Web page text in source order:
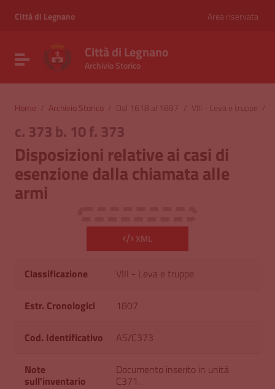
Vai al menu di navigazione
Città di Legnano Area riservata
Attiva / disattiva la navigazione
Città di Legnano
Archivio Storico
Home / Archivio Storico / Dal 1618 al 1897 / VIII - Leva e truppe /
c. 373 b. 10 f. 373
Disposizioni relative ai casi di
esenzione dalla chiamata alle
armi
XML
Classificazione VIII - Leva e truppe
Estr. Cronologici 1807
Cod. Identificativo AS/C373
Note
sull'inventario
Documento inserito in unità
C371.